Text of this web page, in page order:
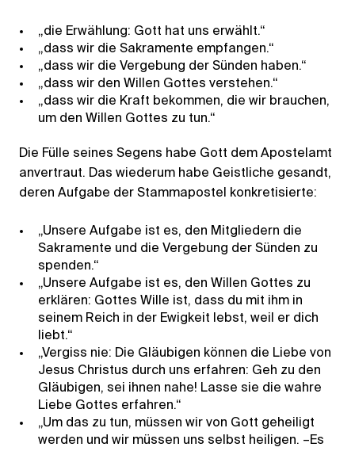
„die Erwählung: Gott hat uns erwählt.“
„dass wir die Sakramente empfangen.“
„dass wir die Vergebung der Sünden haben.“
„dass wir den Willen Gottes verstehen.“
„dass wir die Kraft bekommen, die wir brauchen,
um den Willen Gottes zu tun.“
Die Fülle seines Segens habe Gott dem Apostelamt
anvertraut. Das wiederum habe Geistliche gesandt,
deren Aufgabe der Stammapostel konkretisierte:
„Unsere Aufgabe ist es, den Mitgliedern die
Sakramente und die Vergebung der Sünden zu
spenden.“
„Unsere Aufgabe ist es, den Willen Gottes zu
erklären: Gottes Wille ist, dass du mit ihm in
seinem Reich in der Ewigkeit lebst, weil er dich
liebt.“
„Vergiss nie: Die Gläubigen können die Liebe von
Jesus Christus durch uns erfahren: Geh zu den
Gläubigen, sei ihnen nahe! Lasse sie die wahre
Liebe Gottes erfahren.“
„Um das zu tun, müssen wir von Gott geheiligt
werden und wir müssen uns selbst heiligen. –Es